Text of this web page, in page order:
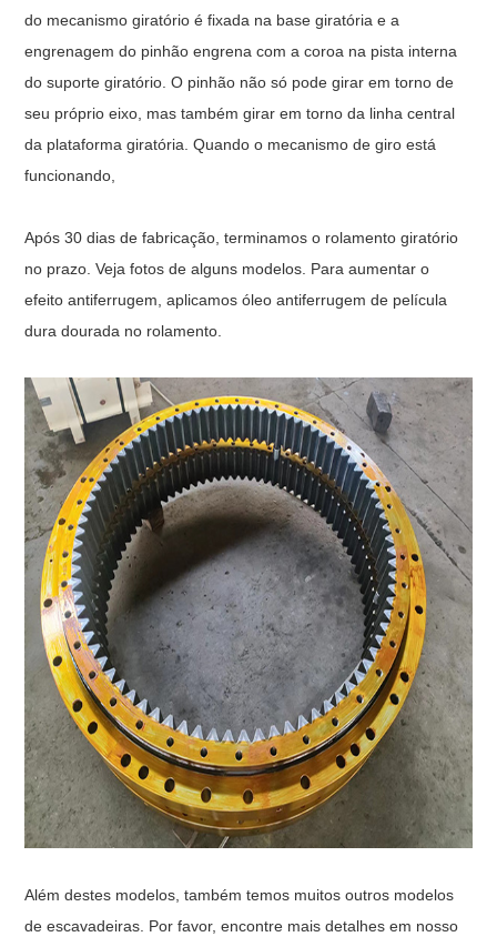
do mecanismo giratório é fixada na base giratória e a
engrenagem do pinhão engrena com a coroa na pista interna
do suporte giratório. O pinhão não só pode girar em torno de
seu próprio eixo, mas também girar em torno da linha central
da plataforma giratória. Quando o mecanismo de giro está
funcionando,
Após 30 dias de fabricação, terminamos o rolamento giratório
no prazo. Veja fotos de alguns modelos. Para aumentar o
efeito antiferrugem, aplicamos óleo antiferrugem de película
dura dourada no rolamento.
Além destes modelos, também temos muitos outros modelos
de escavadeiras. Por favor, encontre mais detalhes em nosso